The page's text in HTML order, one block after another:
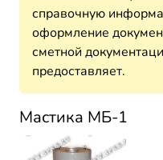
справочную
оформление
сметной
предоставляет.
Мастика МБ-1